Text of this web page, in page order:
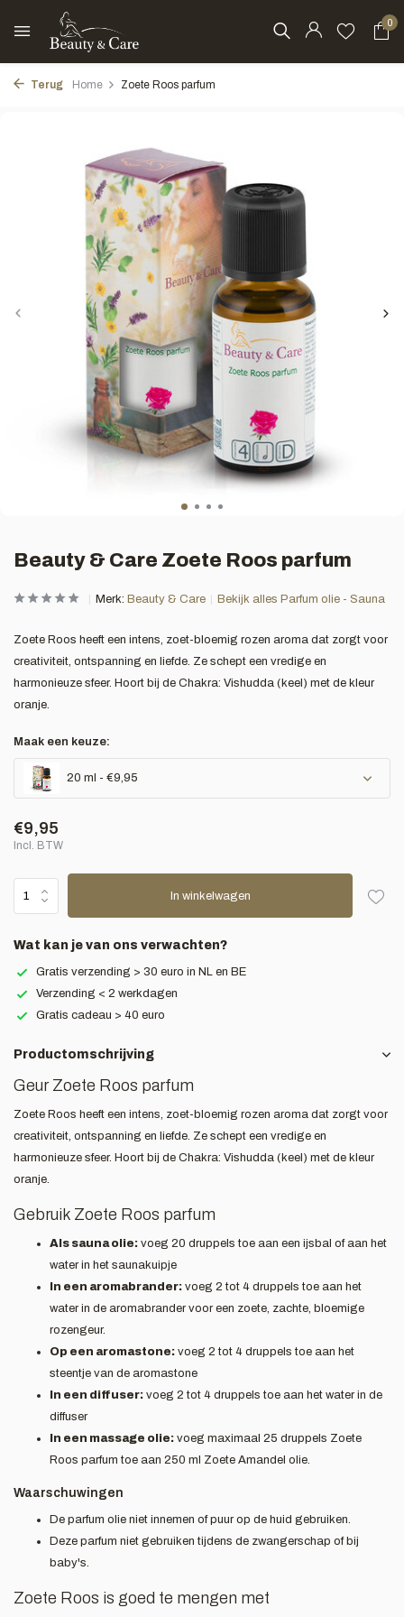
0
Terug Home Zoete Roos parfum
Beauty & Care Zoete Roos parfum
Merk: Beauty & Care Bekijk alles Parfum olie - Sauna
Zoete Roos heeft een intens, zoet-bloemig rozen aroma dat zorgt voor
creativiteit, ontspanning en liefde. Ze schept een vredige en
harmonieuze sfeer. Hoort bij de Chakra: Vishudda (keel) met de kleur
oranje.
Maak een keuze:
20 ml - €9,95
€9,95
Incl. BTW
In winkelwagen
Wat kan je van ons verwachten?
Gratis verzending > 30 euro in NL en BE
Verzending < 2 werkdagen
Gratis cadeau > 40 euro
Productomschrijving
Geur Zoete Roos parfum
Zoete Roos heeft een intens, zoet-bloemig rozen aroma dat zorgt voor
creativiteit, ontspanning en liefde. Ze schept een vredige en
harmonieuze sfeer. Hoort bij de Chakra: Vishudda (keel) met de kleur
oranje.
Gebruik Zoete Roos parfum
Als sauna olie: voeg 20 druppels toe aan een ijsbal of aan het
water in het saunakuipje
In een aromabrander: voeg 2 tot 4 druppels toe aan het
water in de aromabrander voor een zoete, zachte, bloemige
rozengeur.
Op een aromastone: voeg 2 tot 4 druppels toe aan het
steentje van de aromastone
In een diffuser: voeg 2 tot 4 druppels toe aan het water in de
diffuser
In een massage olie: voeg maximaal 25 druppels Zoete
Roos parfum toe aan 250 ml Zoete Amandel olie.
Waarschuwingen
De parfum olie niet innemen of puur op de huid gebruiken.
Deze parfum niet gebruiken tijdens de zwangerschap of bij
baby's.
Zoete Roos is goed te mengen met